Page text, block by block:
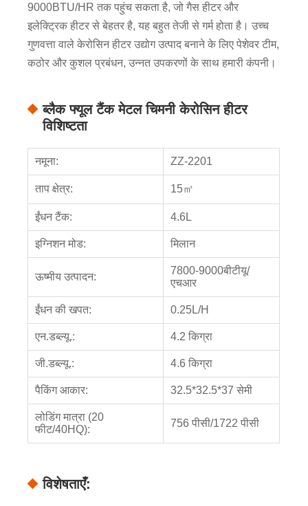
9000BTU/HR तक पहुंच सकता है, जो गैस हीटर और
इलेक्ट्रिक हीटर से बेहतर है, यह बहुत तेजी से गर्म होता है। उच्च
गुणवत्ता वाले केरोसिन हीटर उद्योग उत्पाद बनाने के लिए पेशेवर टीम,
कठोर और कुशल प्रबंधन, उन्नत उपकरणों के साथ हमारी कंपनी।
ब्लैक फ्यूल टैंक मेटल चिमनी केरोसिन हीटर
विशिष्टता
नमूना: ZZ-2201
ताप क्षेत्र: 15㎡
ईंधन टैंक: 4.6L
इग्निशन मोड: मिलान
ऊष्मीय उत्पादन:
7800-9000बीटीयू/
एचआर
ईंधन की खपत: 0.25L/H
एन.डब्ल्यू.: 4.2 किग्रा
जी.डब्ल्यू.: 4.6 किग्रा
पैकिंग आकार: 32.5*32.5*37 सेमी
लोडिंग मात्रा (20
फीट/40HQ):
756 पीसी/1722 पीसी
विशेषताएँ: